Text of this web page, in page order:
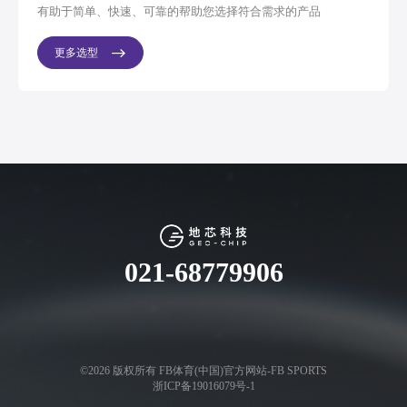
有助于简单、快速、可靠的帮助您选择符合需求的产品
更多选型
021-68779906
©2026 版权所有 FB体育(中国)官方网站-FB SPORTS
浙ICP备19016079号-1